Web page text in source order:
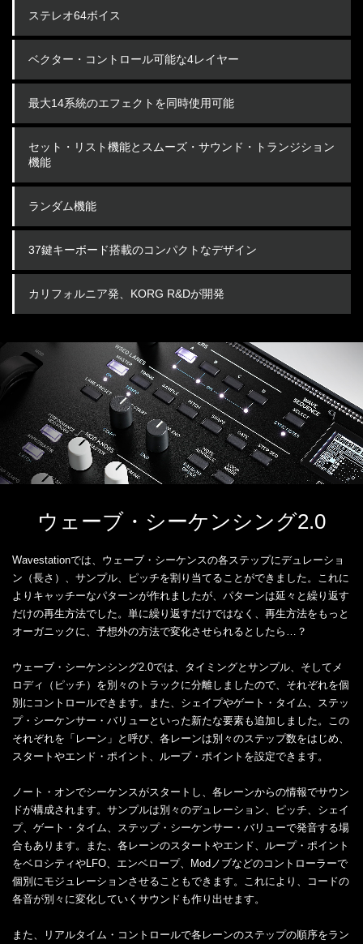
ステレオ64ボイス
ベクター・コントロール可能な4レイヤー
最大14系統のエフェクトを同時使用可能
セット・リスト機能とスムーズ・サウンド・トランジション
機能
ランダム機能
37鍵キーボード搭載のコンパクトなデザイン
カリフォルニア発、KORG R&Dが開発
ウェーブ・シーケンシング2.0
Wavestationでは、ウェーブ・シーケンスの各ステップにデュレーショ
ン（長さ）、サンプル、ピッチを割り当てることができました。これに
よりキャッチーなパターンが作れましたが、パターンは延々と繰り返す
だけの再生方法でした。単に繰り返すだけではなく、再生方法をもっと
オーガニックに、予想外の方法で変化させられるとしたら…？
ウェーブ・シーケンシング2.0では、タイミングとサンプル、そしてメ
ロディ（ピッチ）を別々のトラックに分離しましたので、それぞれを個
別にコントロールできます。また、シェイプやゲート・タイム、ステッ
プ・シーケンサー・バリューといった新たな要素も追加しました。この
それぞれを「レーン」と呼び、各レーンは別々のステップ数をはじめ、
スタートやエンド・ポイント、ループ・ポイントを設定できます。
ノート・オンでシーケンスがスタートし、各レーンからの情報でサウン
ドが構成されます。サンプルは別々のデュレーション、ピッチ、シェイ
プ、ゲート・タイム、ステップ・シーケンサー・バリューで発音する場
合もあります。また、各レーンのスタートやエンド、ループ・ポイント
をベロシティやLFO、エンベロープ、Modノブなどのコントローラーで
個別にモジュレーションさせることもできます。これにより、コードの
各音が別々に変化していくサウンドも作り出せます。
また、リアルタイム・コントロールで各レーンのステップの順序をラン